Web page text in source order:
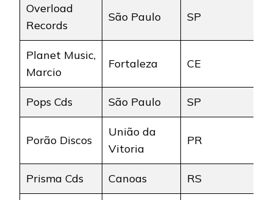
Overload
Records
São Paulo SP
Planet Music,
Marcio
Fortaleza CE
Pops Cds São Paulo SP
Porão Discos
União da
Vitoria
PR
Prisma Cds Canoas RS